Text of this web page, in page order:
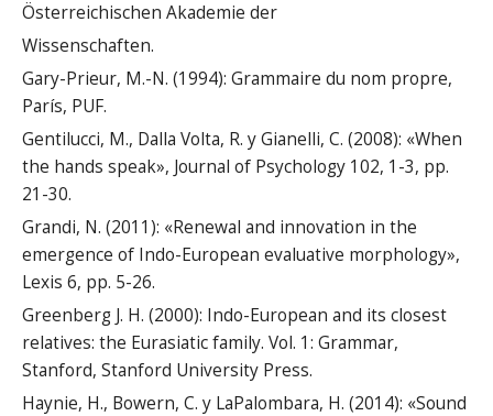
Österreichischen Akademie der
Wissenschaften.
Gary-Prieur, M.-N. (1994): Grammaire du nom propre,
París, PUF.
Gentilucci, M., Dalla Volta, R. y Gianelli, C. (2008): «When
the hands speak», Journal of Psychology 102, 1-3, pp.
21-30.
Grandi, N. (2011): «Renewal and innovation in the
emergence of Indo-European evaluative morphology»,
Lexis 6, pp. 5-26.
Greenberg J. H. (2000): Indo-European and its closest
relatives: the Eurasiatic family. Vol. 1: Grammar,
Stanford, Stanford University Press.
Haynie, H., Bowern, C. y LaPalombara, H. (2014): «Sound